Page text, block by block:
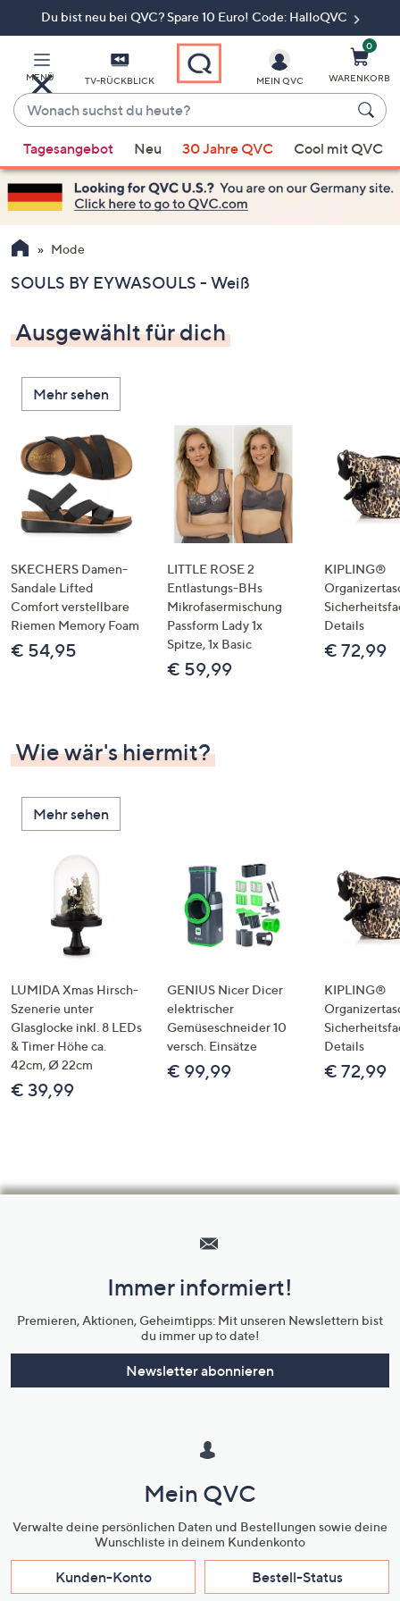
Du bist neu bei QVC? Spare 10 Euro! Code: HalloQVC
MENÜ TV-RÜCKBLICK
Wonach
suchst
du
heute?
Vorschläge
verfügbar
sind,
verwenden
Sie
Pfeiltasten
oben
und
nach
unten
oder
wischen
Sie
Touch-
Geräten
links
bzw.
rechts,
um
diese
MEIN QVC
0
WARENKORB
Tagesangebot Neu 30 Jahre QVC Cool mit QVC
Mode
SOULS BY EYWASOULS - Weiß
Ausgewählt für dich
Mehr sehen
SKECHERS Damen-
Sandale Lifted
Comfort verstellbare
Riemen Memory Foam
€ 54,95
LITTLE ROSE 2
Entlastungs-BHs
Mikrofasermischung
Passform Lady 1x
Spitze, 1x Basic
€ 59,99
KIPLING®
Details
€ 72,99
Wie wär's hiermit?
Mehr sehen
LUMIDA Xmas Hirsch-
Szenerie unter
Glasglocke inkl. 8 LEDs
& Timer Höhe ca.
42cm, Ø 22cm
€ 39,99
GENIUS Nicer Dicer
elektrischer
Gemüseschneider 10
versch. Einsätze
€ 99,99
KIPLING®
Details
€ 72,99
Unternehmensinformationen
Immer informiert!
Premieren, Aktionen, Geheimtipps: Mit unseren Newslettern bist
du immer up to date!
Newsletter abonnieren
Mein QVC
Verwalte deine persönlichen Daten und Bestellungen sowie deine
Wunschliste in deinem Kundenkonto
Kunden-Konto Bestell-Status